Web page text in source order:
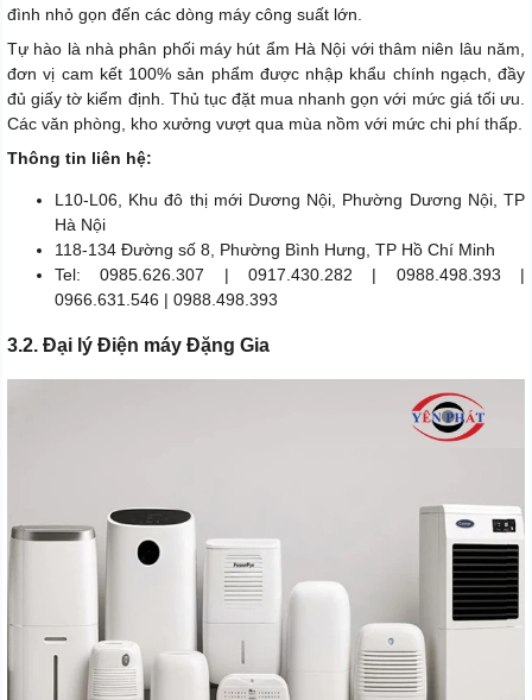
đình nhỏ gọn đến các dòng máy công suất lớn.
Tự hào là nhà phân phối máy hút ẩm Hà Nội với thâm niên lâu năm,
đơn vị cam kết 100% sản phẩm được nhập khẩu chính ngạch, đầy
đủ giấy tờ kiểm định. Thủ tục đặt mua nhanh gọn với mức giá tối ưu.
Các văn phòng, kho xưởng vượt qua mùa nồm với mức chi phí thấp.
Thông tin liên hệ:
L10-L06, Khu đô thị mới Dương Nội, Phường Dương Nội, TP
Hà Nội
118-134 Đường số 8, Phường Bình Hưng, TP Hồ Chí Minh
Tel: 0985.626.307 | 0917.430.282 | 0988.498.393 |
0966.631.546 | 0988.498.393
3.2. Đại lý Điện máy Đặng Gia